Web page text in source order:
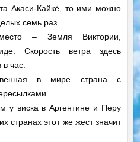
Акаси-Кайкё, то ими можно
семь раз.
– Земля Виктории,
Скорость ветра здесь
час.
в мире страна с
у виска в Аргентине и Перу
странах этот же жест значит